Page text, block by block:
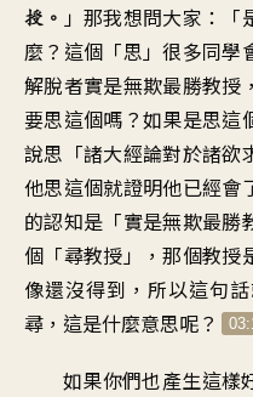
授 。 」那我想問大家 ：「
麼 ？ 這個「思 」很多同學
解脫者實是無欺最勝教授 ，
要思這個嗎 ？如果是思這
說思 「諸大經論對於諸欲
他思這個就證明他已經會
的認知是 「實是無欺最勝
個「尋教授 」，那個教授
像還沒得到 ， 所以這句
尋，這是什麼意思呢？
如果你們也產生這樣